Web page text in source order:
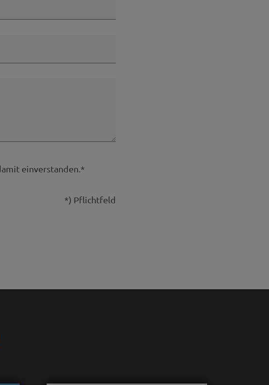
einverstanden.*
*) Pflichtfeld